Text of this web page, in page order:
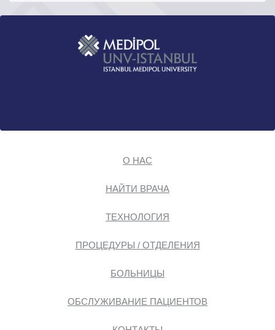
О НАС
НАЙТИ ВРАЧА
ТЕХНОЛОГИЯ
ПРОЦЕДУРЫ / ОТДЕЛЕНИЯ
БОЛЬНИЦЫ
ОБСЛУЖИВАНИЕ ПАЦИЕНТОВ